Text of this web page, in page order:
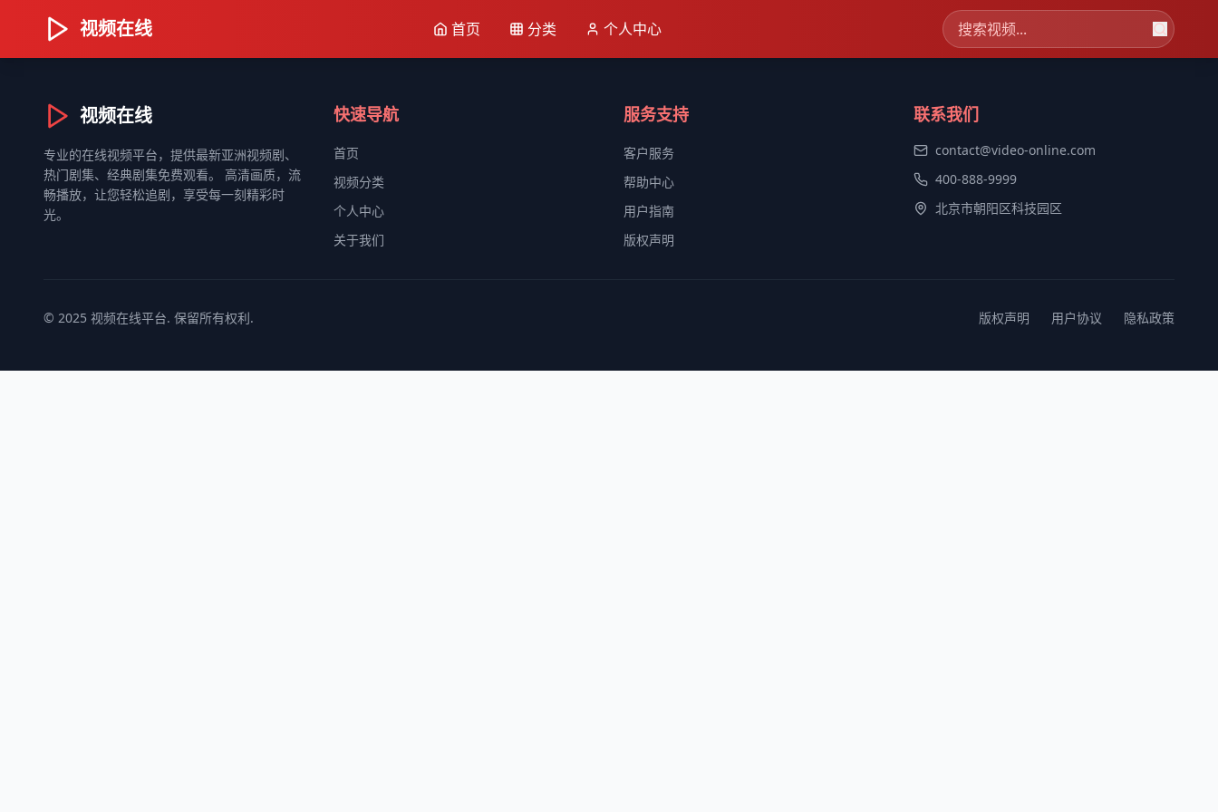
视频在线 首页 分类 个人中心
视频在线
专业的在线视频平台，提供最新亚洲视频剧、
热门剧集、经典剧集免费观看。 高清画质，流
畅播放，让您轻松追剧，享受每一刻精彩时
光。
快速导航
首页
视频分类
个人中心
关于我们
服务支持
客户服务
帮助中心
用户指南
版权声明
联系我们
contact@video-online.com
400-888-9999
北京市朝阳区科技园区
© 2025 视频在线平台. 保留所有权利. 版权声明 用户协议 隐私政策